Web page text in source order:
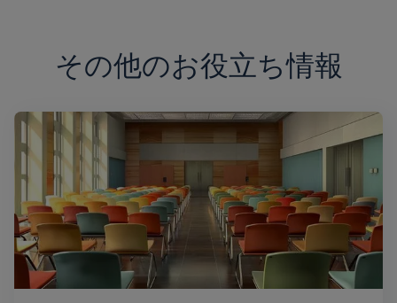
その他のお役立ち情報